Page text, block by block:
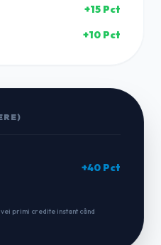
+15 Pct
+10 Pct
+40 Pct
primi credite instant când